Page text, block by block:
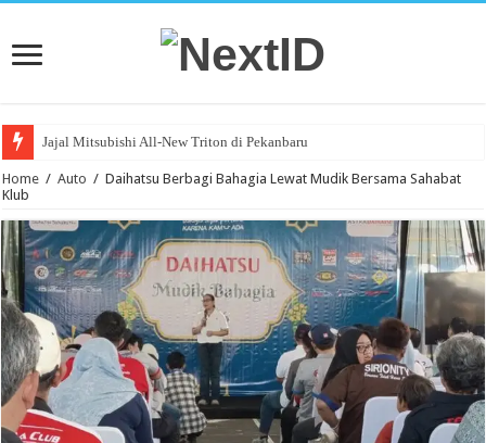
Jajal Mitsubishi All-New Triton di Pekanbaru
Home / Auto / Daihatsu Berbagi Bahagia Lewat Mudik Bersama Sahabat
Klub